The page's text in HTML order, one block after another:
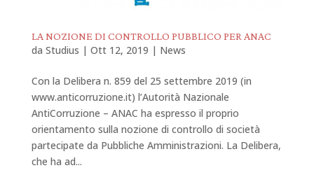
LA NOZIONE DI CONTROLLO PUBBLICO PER ANAC
da Studius | Ott 12, 2019 | News
Con la Delibera n. 859 del 25 settembre 2019 (in
www.anticorruzione.it) l’Autorità Nazionale
AntiCorruzione – ANAC ha espresso il proprio
orientamento sulla nozione di controllo di società
partecipate da Pubbliche Amministrazioni. La Delibera,
che ha ad...